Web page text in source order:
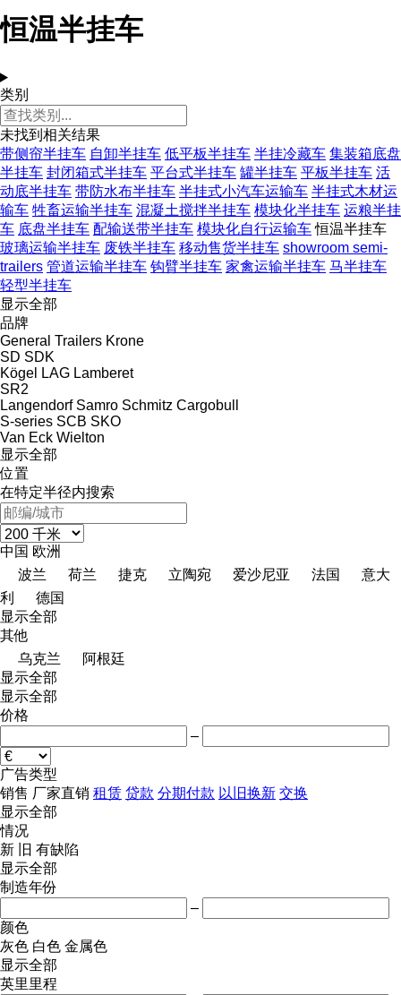
恒温半挂车
类别
未找到相关结果
带侧帘半挂车 自卸半挂车 低平板半挂车 半挂冷藏车 集装箱底盘
半挂车 封闭箱式半挂车 平台式半挂车 罐半挂车 平板半挂车 活
动底半挂车 带防水布半挂车 半挂式小汽车运输车 半挂式木材运
输车 牲畜运输半挂车 混凝土搅拌半挂车 模块化半挂车 运粮半挂
车 底盘半挂车 配输送带半挂车 模块化自行运输车 恒温半挂车
玻璃运输半挂车 废铁半挂车 移动售货半挂车 showroom semi-
trailers 管道运输半挂车 钩臂半挂车 家禽运输半挂车 马半挂车
轻型半挂车
显示全部
品牌
General Trailers Krone
SD SDK
Kögel
LAG Lamberet
SR2
Langendorf Samro Schmitz Cargobull
S-series SCB SKO
Van Eck Wielton
显示全部
位置
在特定半径内搜索
中国 欧洲
波兰
荷兰 捷克 立陶宛 爱沙尼亚 法国
意大
利
德国
显示全部
其他
乌克兰
阿根廷
显示全部
显示全部
价格
–
广告类型
销售 厂家直销 租赁 贷款 分期付款 以旧换新 交换
显示全部
情况
新
旧 有缺陷
显示全部
制造年份
–
颜色
灰色 白色 金属色
显示全部
英里里程